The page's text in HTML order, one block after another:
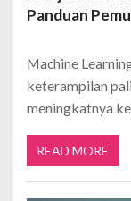
Panduan
Machine
keterampilan
meningkatnya
READ MORE